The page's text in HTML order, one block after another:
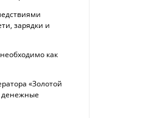
зарядки и
как
«Золотой
денежные